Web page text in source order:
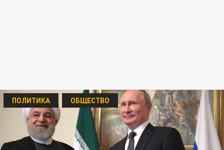
ПОЛИТИКА ОБЩЕСТВО